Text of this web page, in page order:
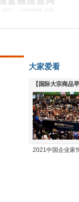
大家爱看
【国际大宗商品
下跌
2021中国企业家